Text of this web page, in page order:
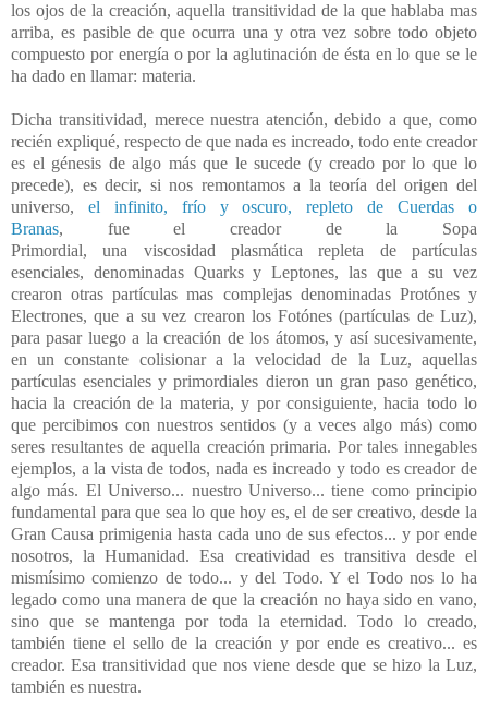
los ojos de la creación, aquella transitividad de la que hablaba mas
arriba, es pasible de que ocurra una y otra vez sobre todo objeto
compuesto por energía o por la aglutinación de ésta en lo que se le
ha dado en llamar: materia.
Dicha transitividad, merece nuestra atención, debido a que, como
recién expliqué, respecto de que nada es increado, todo ente creador
es el génesis de algo más que le sucede (y creado por lo que lo
precede), es decir, si nos remontamos a la teoría del origen del
universo, el infinito, frío y oscuro, repleto de Cuerdas o
Branas, fue el creador de la Sopa
Primordial, una viscosidad plasmática repleta de partículas
esenciales, denominadas Quarks y Leptones, las que a su vez
crearon otras partículas mas complejas denominadas Protónes y
Electrones, que a su vez crearon los Fotónes (partículas de Luz),
para pasar luego a la creación de los átomos, y así sucesivamente,
en un constante colisionar a la velocidad de la Luz, aquellas
partículas esenciales y primordiales dieron un gran paso genético,
hacia la creación de la materia, y por consiguiente, hacia todo lo
que percibimos con nuestros sentidos (y a veces algo más) como
seres resultantes de aquella creación primaria. Por tales innegables
ejemplos, a la vista de todos, nada es increado y todo es creador de
algo más. El Universo... nuestro Universo... tiene como principio
fundamental para que sea lo que hoy es, el de ser creativo, desde la
Gran Causa primigenia hasta cada uno de sus efectos... y por ende
nosotros, la Humanidad. Esa creatividad es transitiva desde el
mismísimo comienzo de todo... y del Todo. Y el Todo nos lo ha
legado como una manera de que la creación no haya sido en vano,
sino que se mantenga por toda la eternidad. Todo lo creado,
también tiene el sello de la creación y por ende es creativo... es
creador. Esa transitividad que nos viene desde que se hizo la Luz,
también es nuestra.